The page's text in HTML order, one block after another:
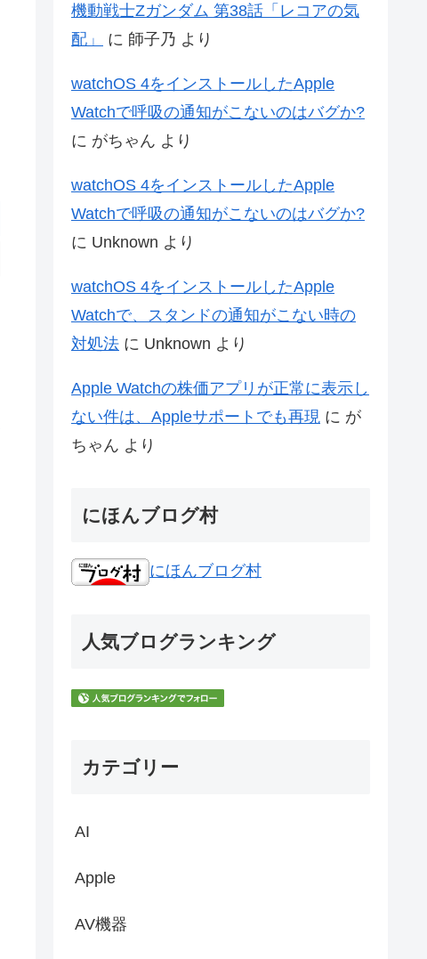
機動戦士Zガンダム 第38話「レコアの気
配」
に 師子乃 より
watchOS 4をインストールしたApple
Watchで呼吸の通知がこないのはバグか?
に がちゃん より
watchOS 4をインストールしたApple
Watchで呼吸の通知がこないのはバグか?
に Unknown より
watchOS 4をインストールしたApple
Watchで、スタンドの通知がこない時の
対処法 に Unknown より
Apple Watchの株価アプリが正常に表示し
ない件は、Appleサポートでも再現 に が
ちゃん より
にほんブログ村
にほんブログ村
人気ブログランキング
カテゴリー
AI
Apple
AV機器